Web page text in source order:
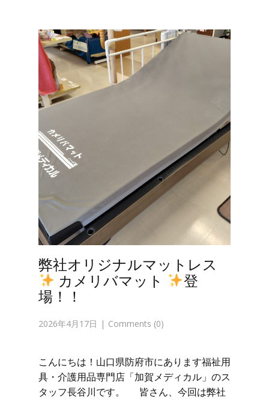
弊社オリジナルマットレス
カメリバマット
登
場！！
2026年4月17日 Comments (0)
こんにちは！山口県防府市にあります福祉用
具・介護用品専門店「加賀メディカル」のス
タッフ長谷川です。 皆さん、今回は弊社